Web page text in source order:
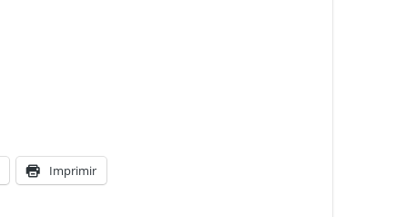
Imprimir